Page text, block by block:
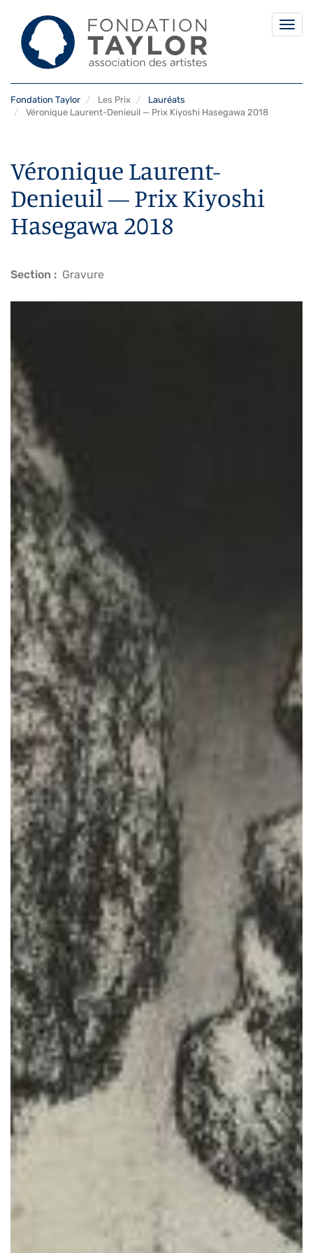
au
Fondation Taylor Les Prix
Lauréats
Véronique Laurent-Denieuil — Prix Kiyoshi Hasegawa 2018
Véronique Laurent-
Denieuil — Prix Kiyoshi
Hasegawa 2018
Section Gravure